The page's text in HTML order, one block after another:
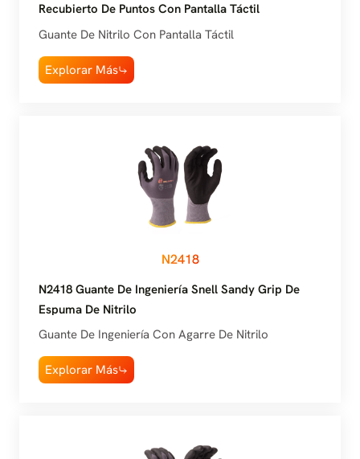
Recubierto De Puntos Con Pantalla Táctil
Guante De Nitrilo Con Pantalla Táctil
Explorar Más
N2418
N2418 Guante De Ingeniería Snell Sandy Grip De
Espuma De Nitrilo
Guante De Ingeniería Con Agarre De Nitrilo
Explorar Más